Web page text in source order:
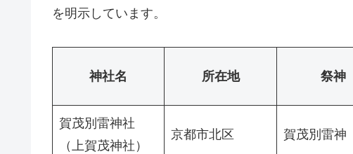
を明示しています。
神社名 所在地 祭神
賀茂別雷神社
（上賀茂神社）
京都市北区 賀茂別雷神